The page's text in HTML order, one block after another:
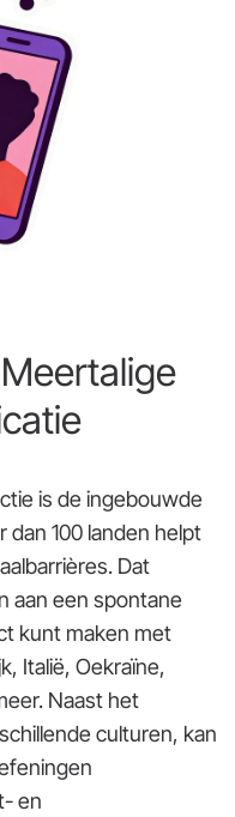
is de ingebouwde
100 landen helpt
Dat
aan een spontane
kunt maken met
Italië, Oekraïne,
Naast het
culturen, kan
en